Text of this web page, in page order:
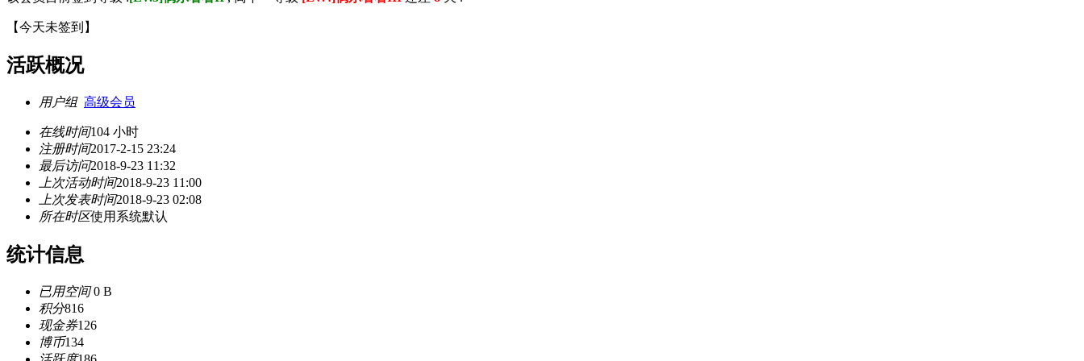
【今天未签到 】
活跃概况
用户组 高级会员
在线时间104 小时
注册时间2017-2-15 23:24
最后访问2018-9-23 11:32
上次活动时间2018-9-23 11:00
上次发表时间2018-9-23 02:08
所在时区使用系统默认
统计信息
已用空间0 B
积分816
现金券126
博币134